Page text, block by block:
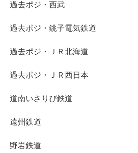
過去ポジ・西武
過去ポジ・銚子電気鉄道
過去ポジ・ＪＲ北海道
過去ポジ・ＪＲ西日本
道南いさりび鉄道
遠州鉄道
野岩鉄道